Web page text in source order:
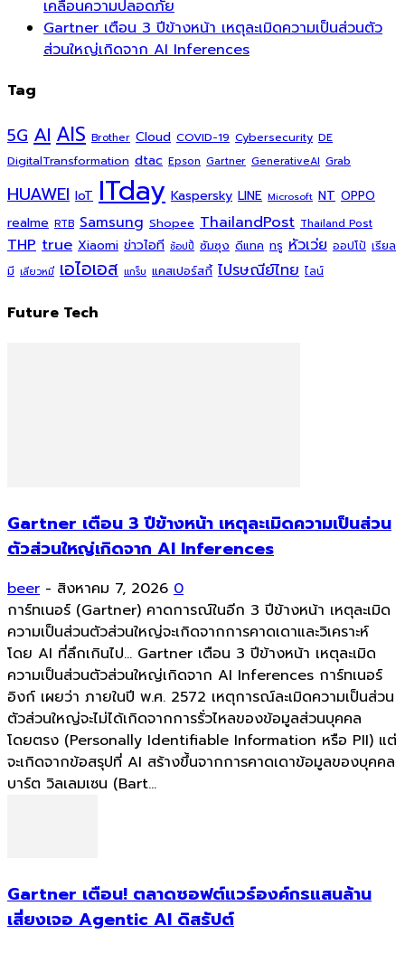
เคลื่อนความปลอดภัย
Gartner เตือน 3 ปีข้างหน้า เหตุละเมิดความเป็นส่วนตัว
ส่วนใหญ่เกิดจาก AI Inferences
Tag
5G AI AIS Brother Cloud COVID-19 Cybersecurity DE
DigitalTransformation dtac Epson Gartner GenerativeAI Grab
HUAWEI IoT ITday Kaspersky LINE Microsoft NT OPPO
realme RTB Samsung Shopee ThailandPost Thailand Post
THP true Xiaomi ข่าวไอที ช้อปปี้ ซัมซุง ดีแทค ทรู หัวเว่ย ออปโป้ เรียล
มี เสียวหมี่ เอไอเอส แกร็บ แคสเปอร์สกี้ ไปรษณีย์ไทย ไลน์
Future Tech
Gartner เตือน 3 ปีข้างหน้า เหตุละเมิดความเป็นส่วน
ตัวส่วนใหญ่เกิดจาก AI Inferences
beer - สิงหาคม 7, 2026 0
การ์ทเนอร์ (Gartner) คาดการณ์ในอีก 3 ปีข้างหน้า เหตุละเมิด
ความเป็นส่วนตัวส่วนใหญ่จะเกิดจากการคาดเดาและวิเคราะห์
โดย AI ที่ลึกเกินไป... Gartner เตือน 3 ปีข้างหน้า เหตุละเมิด
ความเป็นส่วนตัวส่วนใหญ่เกิดจาก AI Inferences การ์ทเนอร์
อิงก์ เผยว่า ภายในปี พ.ศ. 2572 เหตุการณ์ละเมิดความเป็นส่วน
ตัวส่วนใหญ่จะไม่ได้เกิดจากการรั่วไหลของข้อมูลส่วนบุคคล
โดยตรง (Personally Identifiable Information หรือ PII) แต่
จะเกิดจากข้อสรุปที่ AI สร้างขึ้นจากการคาดเดาข้อมูลของบุคคล
บาร์ต วิลเลมเซน (Bart...
Gartner เตือน! ตลาดซอฟต์แวร์องค์กรแสนล้าน
เสี่ยงเจอ Agentic AI ดิสรัปต์